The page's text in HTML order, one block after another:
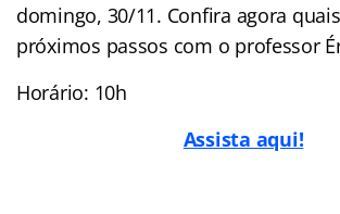
domingo, 30/11. Confira agora
próximos passos com o professor
Horário: 10h
Assista aqui!